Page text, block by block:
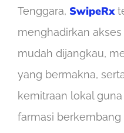
Tenggara, SwipeRx
menghadirkan
mudah dijangkau,
yang bermakna,
kemitraan lokal
farmasi